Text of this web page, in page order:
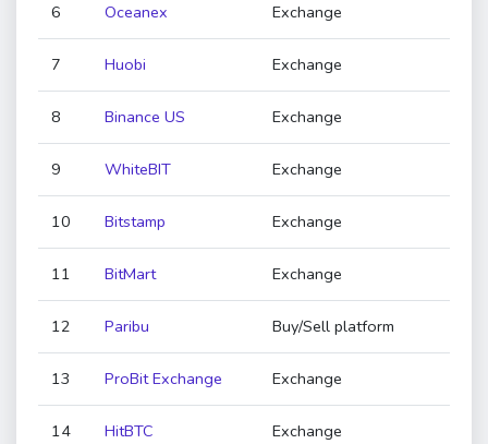
6 Oceanex Exchange
7 Huobi Exchange
8 Binance US Exchange
9 WhiteBIT Exchange
10 Bitstamp Exchange
11 BitMart Exchange
12 Paribu Buy/Sell platform
13 ProBit Exchange Exchange
14 HitBTC Exchange